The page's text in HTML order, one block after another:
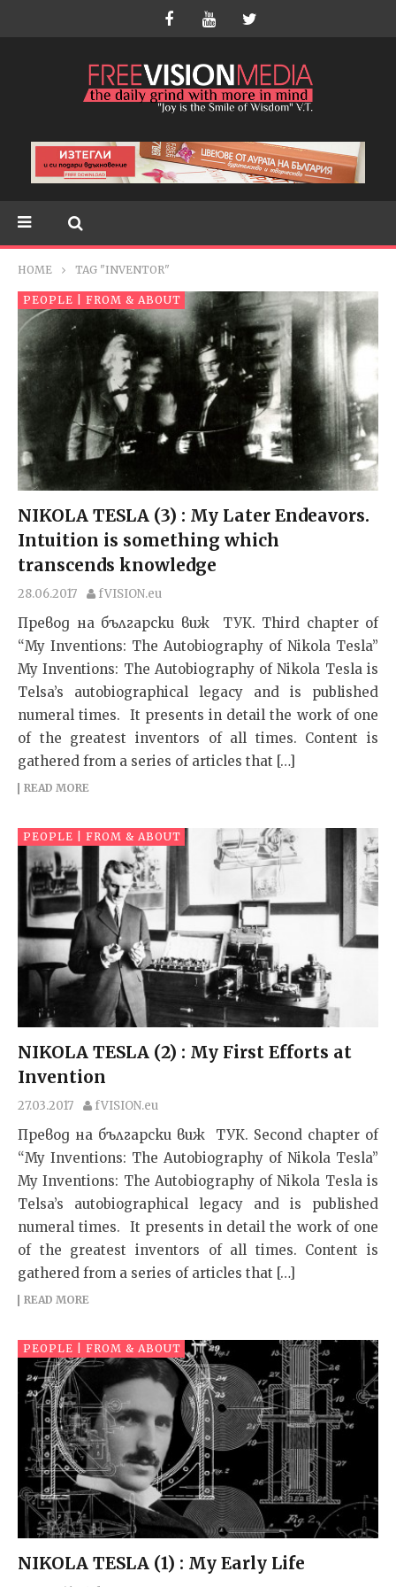
HOME TAG "INVENTOR"
PEOPLE | FROM & ABOUT
NIKOLA TESLA (3) : My Later Endeavors.
Intuition is something which
transcends knowledge
28.06.2017 fVISION.eu
Превод на български виж ТУК. Third chapter of
“My Inventions: The Autobiography of Nikola Tesla”
My Inventions: The Autobiography of Nikola Tesla is
Telsa’s autobiographical legacy and is published
numeral times. It presents in detail the work of one
of the greatest inventors of all times. Content is
gathered from a series of articles that […]
READ MORE
PEOPLE | FROM & ABOUT
NIKOLA TESLA (2) : My First Efforts аt
Invention
27.03.2017 fVISION.eu
Превод на български виж ТУК. Second chapter of
“My Inventions: The Autobiography of Nikola Tesla”
My Inventions: The Autobiography of Nikola Tesla is
Telsa’s autobiographical legacy and is published
numeral times. It presents in detail the work of one
of the greatest inventors of all times. Content is
gathered from a series of articles that […]
READ MORE
PEOPLE | FROM & ABOUT
NIKOLA TESLA (1) : My Early Life